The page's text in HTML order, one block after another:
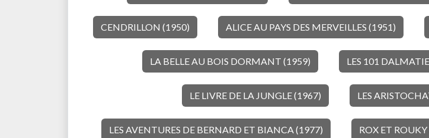
CENDRILLON (1950) ALICE AU PAYS DES MERVEILLES (1951)
LA BELLE AU BOIS DORMANT (1959) LES 101
LE LIVRE DE LA JUNGLE (1967) LES
LES AVENTURES DE BERNARD ET BIANCA (1977) ROX ET